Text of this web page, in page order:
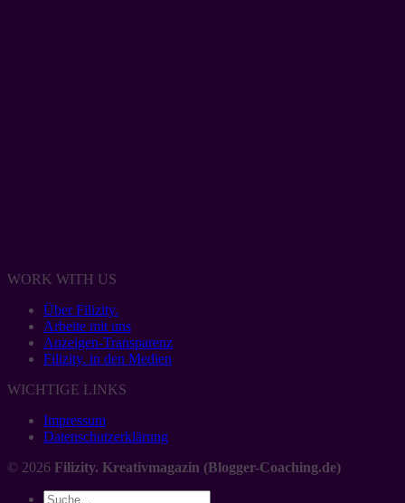
WORK WITH US
Über Filizity.
Arbeite mit uns
Anzeigen-Transparenz
Filizity. in den Medien
WICHTIGE LINKS
Impressum
Datenschutzerklärung
© 2026 Filizity. Kreativmagazin (Blogger-Coaching.de)